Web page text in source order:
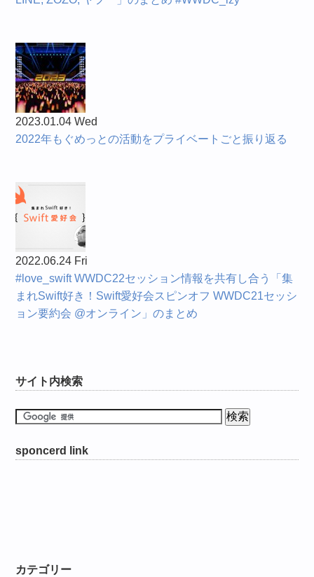
2023.01.04 Wed
2022年もぐめっとの活動をプライベートごと振り返る
2022.06.24 Fri
#love_swift WWDC22セッション情報を共有し合う「集
まれSwift好き！Swift愛好会スピンオフ WWDC21セッシ
ョン要約会 @オンライン」のまとめ
サイト内検索
sponcerd link
カテゴリー